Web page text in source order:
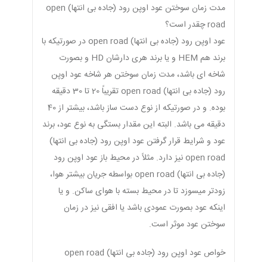
مدت زمان سوختن عود اوپن رود (جاده بی انتها) open
road چقدر است؟
عود اوپن رود (جاده بی انتها) open road در صورتیکه با
برند هم HEM و یا برند هری دارشان HD و بصورت
شاخه ای باشد، مدت زمان سوختن هر شاخه عود اوپن
رود (جاده بی انتها) open road تقریباً 20 تا 30 دقیقه
بوده. و در صورتیکه از نوع دست ساز باشد، بیشتر از 40
دقیقه می باشد. البته این مقدار بستگی به نوع عود، برند
عود و شرایط قرار گرفتن عود اوپن رود (جاده بی انتها)
open road نیز دارد. مثلاً در محیط باز عود اوپن رود
(جاده بی انتها) open road بواسطه جریان بیشتر هوا،
زودتر میسوزد تا در محیط بسته با هوای ساکن. و یا
اینکه عود بصورت عمودی باشد یا افقی نیز در زمان
سوختن عود موثر است.
خواص عود اوپن رود (جاده بی انتها) open road